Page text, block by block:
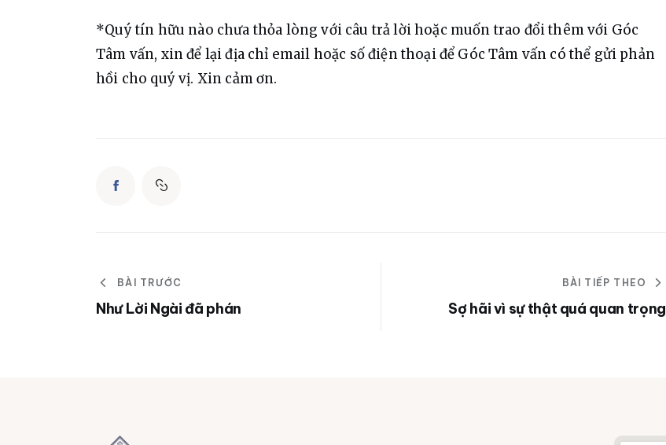
*Quý tín hữu nào chưa thỏa lòng với câu trả lời hoặc muốn trao đổi thêm với Góc
Tâm vấn, xin để lại địa chỉ email hoặc số điện thoại để Góc Tâm vấn có thể gửi phản
hồi cho quý vị. Xin cảm ơn.
BÀI TRƯỚC
Như Lời Ngài đã phán
BÀI TIẾP THEO
Sợ hãi vì sự thật quá quan trọng